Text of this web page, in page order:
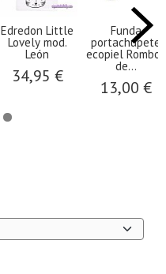
Edredon Little
Lovely mod.
León
34,95 €
Funda
portachupete
ecopiel Rombos
de...
13,00 €